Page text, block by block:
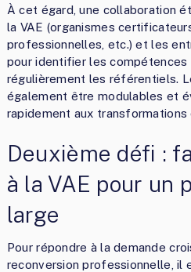
À cet égard, une collaboration
la VAE (organismes
professionnelles, etc.) et les
pour identifier les
régulièrement les référentiels.
également être modulables et
rapidement aux transformations
Deuxième défi :
à la VAE pour un
large
Pour répondre à la demande
reconversion professionnelle, il